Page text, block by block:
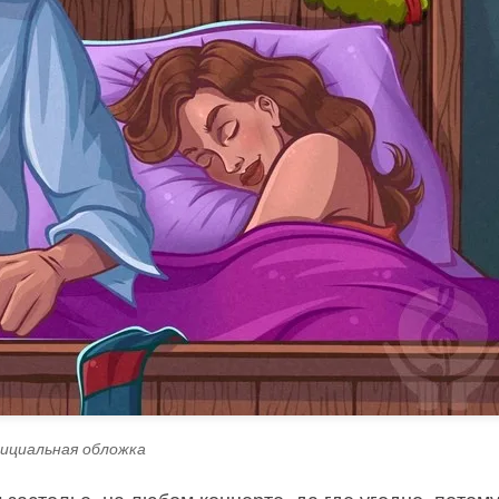
обложка